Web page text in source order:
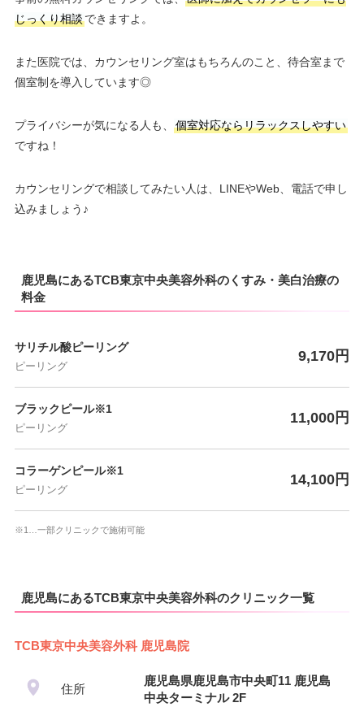
じっくり相談できますよ。
また医院では、カウンセリング室はもちろんのこと、待合室まで
個室制を導入しています◎
プライバシーが気になる人も、
個室対応ならリラックスしやすい
ですね！
カウンセリングで相談してみたい人は、LINEやWeb、電話で申し
込みましょう♪
鹿児島にあるTCB東京中央美容外科のくすみ・美白治療の
料金
サリチル酸ピーリング
ピーリング
9,170円
ブラックピール※1
ピーリング
11,000円
コラーゲンピール※1
ピーリング
14,100円
※1…一部クリニックで施術可能
鹿児島にあるTCB東京中央美容外科のクリニック一覧
TCB東京中央美容外科 鹿児島院
住所
鹿児島県鹿児島市中央町11 鹿児島
中央ターミナル 2F